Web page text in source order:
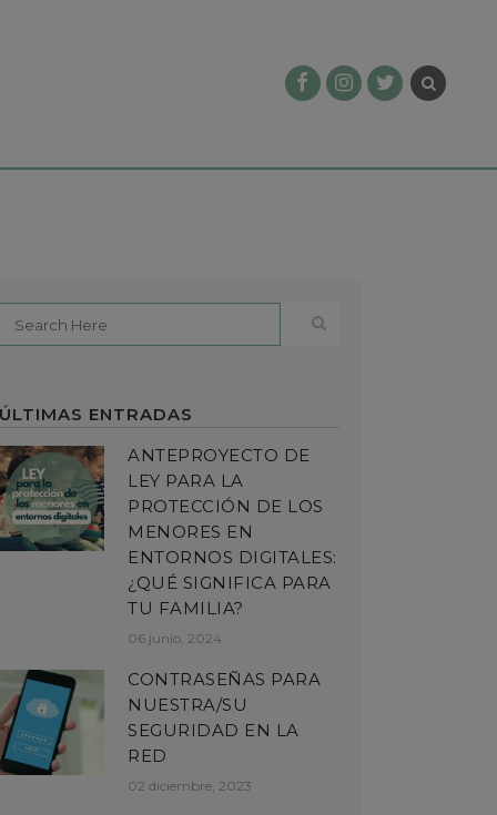
ÚLTIMAS ENTRADAS
ANTEPROYECTO DE
LEY PARA LA
PROTECCIÓN DE LOS
MENORES EN
ENTORNOS DIGITALES:
¿QUÉ SIGNIFICA PARA
TU FAMILIA?
06 junio, 2024
CONTRASEÑAS PARA
NUESTRA/SU
SEGURIDAD EN LA
RED
02 diciembre, 2023